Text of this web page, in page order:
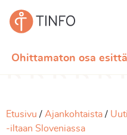
Ohittamaton osa
Etusivu Ajankohtaista
-iltaan Sloveniassa